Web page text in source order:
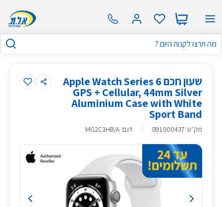
שעון חכם Apple Watch Series 6
GPS + Cellular, 44mm Silver
Aluminium Case with White
Sport Band
מק״ט:
891000437 דגם: MG2C3HB/A